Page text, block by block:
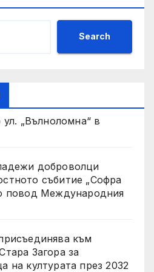
Search
ул. „Вълноломна“ в
доброволци
събитие „Софра
повод Международния
към
Загора за
на културата през 2032